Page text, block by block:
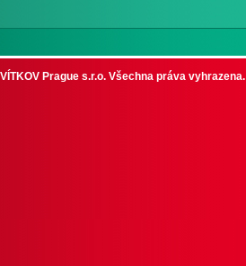
Prague s.r.o. Všechna práva vyhrazena.